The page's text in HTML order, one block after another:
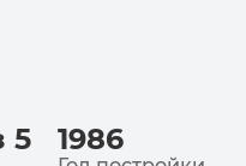
5 1986